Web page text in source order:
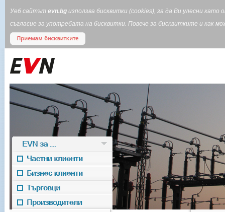
Уеб сайтът evn.bg използва бисквитки (cookies), за да Ви улесни
съгласие за употребата на бисквитки. Повече за бисквитките и
EVN for
EVN за ...
Частни клиенти
Бизнес клиенти
Търговци
Производители